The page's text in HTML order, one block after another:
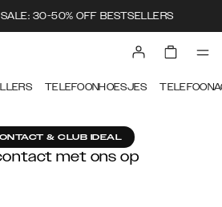
SALE: 30-50% OFF BESTSELLERS
TELEFOONHOESJES
& CLUB IDEAL
met ons op